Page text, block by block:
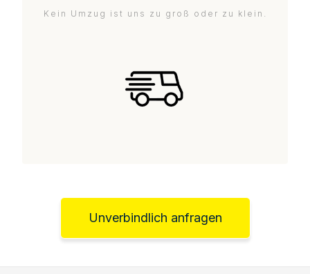
Kein Umzug ist uns zu groß oder zu klein.
Unverbindlich anfragen